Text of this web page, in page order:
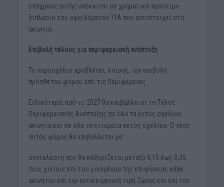
υπόχρεος αυτής υπόκειται σε χρηματικό πρόστιμο
διπλάσιο του οφειλόμενου ΤΤΑ που αντιστοιχεί στο
ακίνητο.
Επιβολή τέλους για περιφερειακή ανάπτυξη
Το νομοσχέδιο προβλέπει, επίσης, την επιβολή
πρόσθετου φόρου από τις Περιφέρειες.
Ειδικότερα, από το 2027 θα επιβάλλεται το Τέλος
Περιφερειακής Ανάπτυξης σε όλα τα εντός σχεδίου
ακίνητα και σε όλα τα κτίσματα εκτός σχεδίου. Ο νέος
αυτός φόρος θα επιβάλλεται με
συντελεστή που θα καθορίζεται μεταξύ 0,15 έως 0,35
τοις χιλίοις επί του γινομένου της επιφάνειας κάθε
ακινήτου επί την αντικειμενική τιμή ζώνης και επί τον